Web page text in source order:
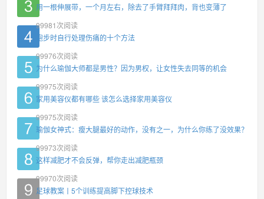
用一根伸展带，一个月左右，除去了手臂拜拜肉，背也变薄了
99981 次阅读
跑步时自行处理伤痛的十个方法
99976次阅读
为什么瑜伽大师都是男性？因为男权，让女性失去同等的机会
99975次阅读
家用美容仪都有哪些 该怎么选择家用美容仪
99975次阅读
瑜伽女神式：瘦大腿最好的动作，没有之一，为什么你练了没效果？
99973次阅读
这样减肥才不会反弹，帮你走出减肥瓶颈
99970次阅读
足球教案丨5个训练提高脚下控球技术